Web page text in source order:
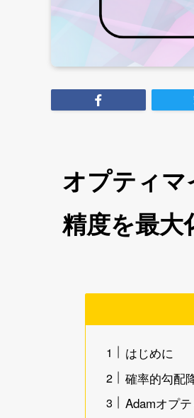
オプティマ
精度を最大
はじめに
確率的勾配
Adamオプ